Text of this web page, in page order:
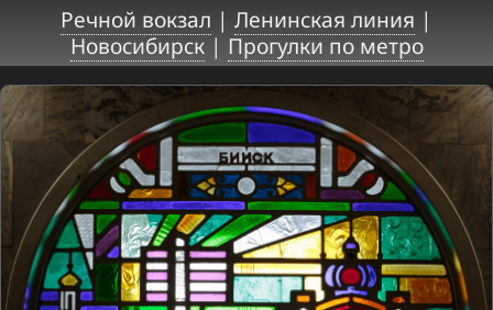
Речной вокзал | Ленинская линия |
Новосибирск| Прогулки по метро